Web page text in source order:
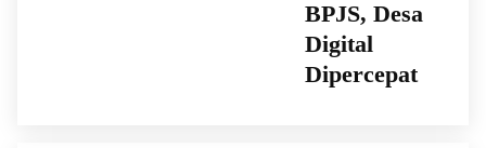
BPJS, Desa
Digital
Dipercepat